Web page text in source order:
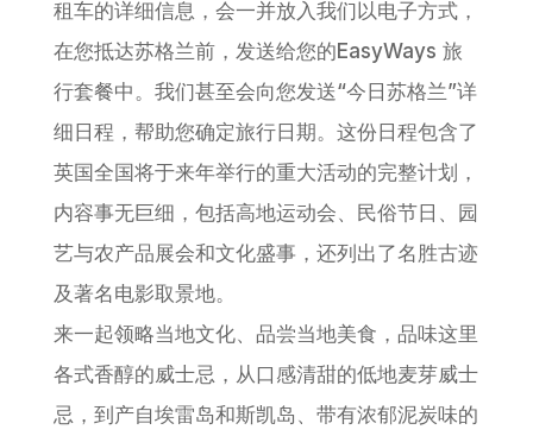
租车的详细信息，会一并放入我们以电子方式，
在您抵达苏格兰前，发送给您的EasyWays 旅
行套餐中。我们甚至会向您发送“今日苏格兰”详
细日程，帮助您确定旅行日期。这份日程包含了
英国全国将于来年举行的重大活动的完整计划，
内容事无巨细，包括高地运动会、民俗节日、园
艺与农产品展会和文化盛事，还列出了名胜古迹
及著名电影取景地。
来一起领略当地文化、品尝当地美食，品味这里
各式香醇的威士忌，从口感清甜的低地麦芽威士
忌，到产自埃雷岛和斯凯岛、带有浓郁泥炭味的